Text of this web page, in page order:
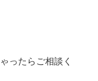
らご相談く